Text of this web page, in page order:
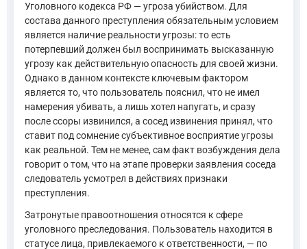
Уголовного кодекса РФ — угроза убийством. Для
состава данного преступления обязательным условием
является наличие реальности угрозы: то есть
потерпевший должен был воспринимать высказанную
угрозу как действительную опасность для своей жизни.
Однако в данном контексте ключевым фактором
является то, что пользователь пояснил, что не имел
намерения убивать, а лишь хотел напугать, и сразу
после ссоры извинился, а сосед извинения принял, что
ставит под сомнение субъективное восприятие угрозы
как реальной. Тем не менее, сам факт возбуждения дела
говорит о том, что на этапе проверки заявления соседа
следователь усмотрел в действиях признаки
преступления.
Затронутые правоотношения относятся к сфере
уголовного преследования. Пользователь находится в
статусе лица, привлекаемого к ответственности, — по